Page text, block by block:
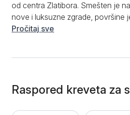
od centra Zlatibora. Smešten je
nove i luksuzne zgrade, površine
za udoban boravak do 4 osobe.
kuhinjskim elementima koji će
pripremu hrane tokom boravka u
ima zastakljenu tuš kabinu,
Pročitaj sve
Raspored kreveta za